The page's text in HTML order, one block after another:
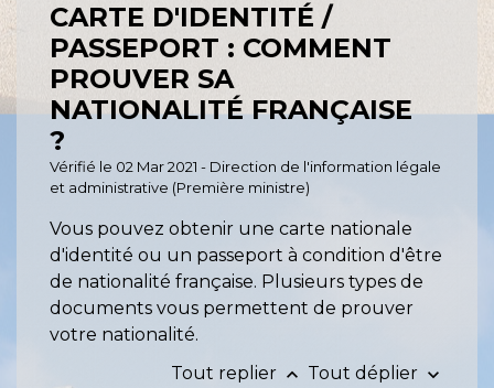
CARTE D'IDENTITÉ /
PASSEPORT : COMMENT
PROUVER SA
NATIONALITÉ FRANÇAISE
?
Vérifié le 02 Mar 2021 - Direction de l'information légale
et administrative (Première ministre)
Vous pouvez obtenir une carte nationale
d'identité ou un passeport à condition d'être
de nationalité française. Plusieurs types de
documents vous permettent de prouver
votre nationalité.
Tout replier keyboard_arrow_up Tout déplier keyboard_arrow_down